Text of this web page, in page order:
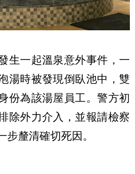
生一起溫泉意外事件，一
湯時被發現倒臥池中，雙
份為該湯屋員工。警方初
除外力介入，並報請檢察
步釐清確切死因。